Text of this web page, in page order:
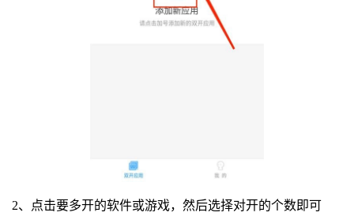
2、点击要多开的软件或游戏，然后选择对开的个数即可